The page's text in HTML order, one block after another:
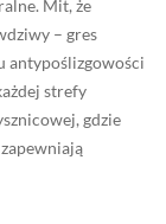
Mit, że
– gres
antypoślizgowości
strefy
gdzie